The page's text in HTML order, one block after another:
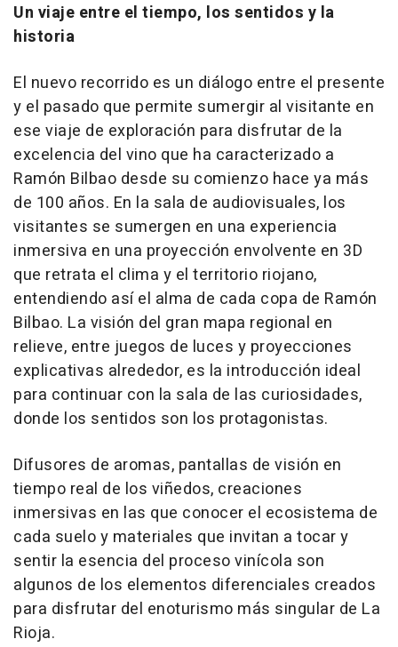
Un viaje entre el tiempo, los sentidos y la
historia
El nuevo recorrido es un diálogo entre el presente
y el pasado que permite sumergir al visitante en
ese viaje de exploración para disfrutar de la
excelencia del vino que ha caracterizado a
Ramón Bilbao desde su comienzo hace ya más
de 100 años. En la sala de audiovisuales, los
visitantes se sumergen en una experiencia
inmersiva en una proyección envolvente en 3D
que retrata el clima y el territorio riojano,
entendiendo así el alma de cada copa de Ramón
Bilbao. La visión del gran mapa regional en
relieve, entre juegos de luces y proyecciones
explicativas alrededor, es la introducción ideal
para continuar con la sala de las curiosidades,
donde los sentidos son los protagonistas.
Difusores de aromas, pantallas de visión en
tiempo real de los viñedos, creaciones
inmersivas en las que conocer el ecosistema de
cada suelo y materiales que invitan a tocar y
sentir la esencia del proceso vinícola son
algunos de los elementos diferenciales creados
para disfrutar del enoturismo más singular de La
Rioja.